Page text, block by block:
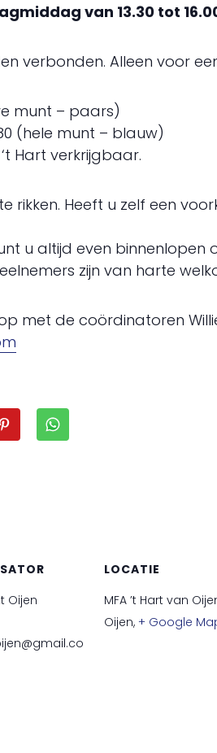
van 13.30 tot
verbonden. Alleen voor
munt – paars)
(hele munt – blauw)
Hart verkrijgbaar.
rikken. Heeft u zelf een
u altijd even
zijn van harte
met de coördinatoren
Oijen
LOCATIE
MFA ’t Hart van
Oijen, + Google